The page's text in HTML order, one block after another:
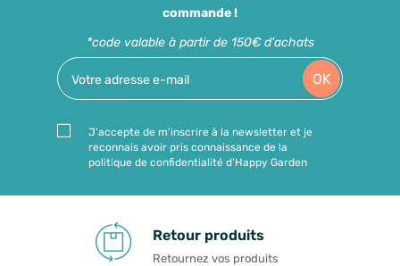
commande !
*code valable à partir de 150€ d'achats
OK
J'accepte de m'inscrire à la newsletter et je
reconnais avoir pris connaissance de la
politique de confidentialité d'Happy Garden
Retour produits
Retournez vos produits